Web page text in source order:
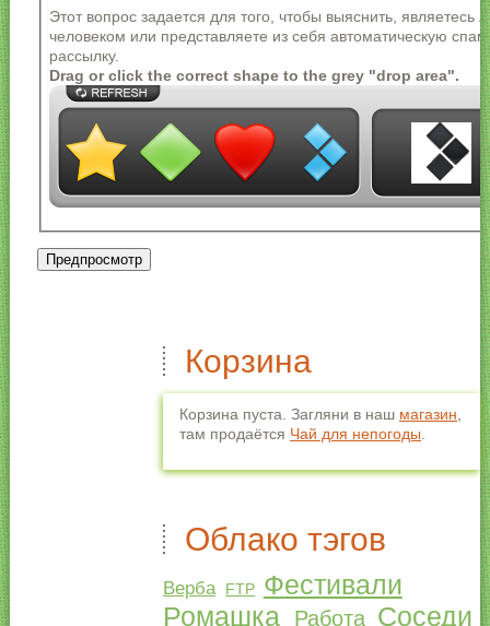
Адреса страниц и электронной почты
автоматически преобразуются в ссылки.
Разрешённые HTML-теги: <a> <em> <strong> <cite>
<blockquote> <code> <ul> <ol> <li> <dl> <dt> <dd>
Строки и параграфы переносятся автоматически.
Этот вопрос задается для того, чтобы выяснить, являетесь
человеком или представляете из себя автоматическую
рассылку.
Drag or click the correct shape to the grey "drop area".
Корзина
Корзина пуста. Загляни в наш магазин,
там продаётся Чай для непогоды.
Облако тэгов
Верба FTP Фестивали
Ромашка
Работа Соседи